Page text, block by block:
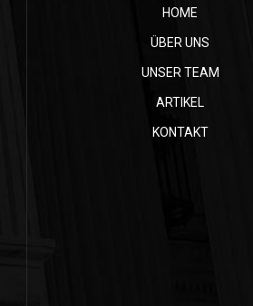
HOME
ÜBER UNS
UNSER TEAM
ARTIKEL
KONTAKT